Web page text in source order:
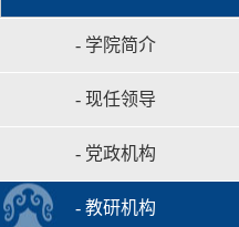
- 学院简介
- 现任领导
- 党政机构
- 教研机构